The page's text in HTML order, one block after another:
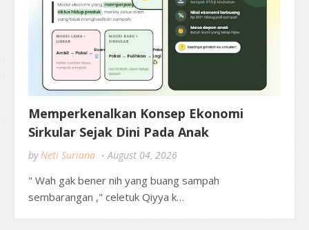
Memperkenalkan Konsep Ekonomi
Sirkular Sejak Dini Pada Anak
by Neti Suriana August 04, 2026
" Wah gak bener nih yang buang sampah
sembarangan ," celetuk Qiyya k…